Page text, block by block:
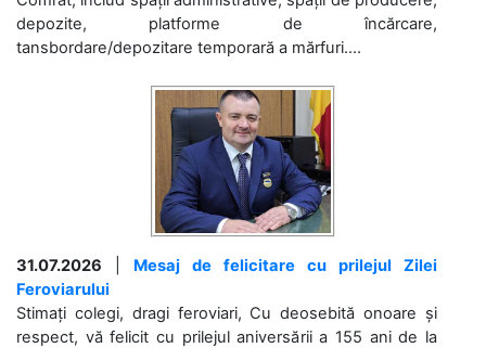
depozite, platforme de încărcare,
tansbordare/depozitare temporară a mărfuri....
31.07.2026
Mesaj de felicitare cu prilejul Zilei
Feroviarului
Stimați colegi, dragi feroviari, Cu deosebită onoare și
respect, vă felicit cu prilejul aniversării a 155 ani de la